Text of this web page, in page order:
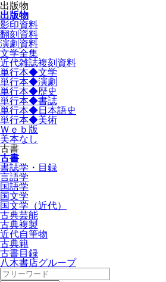
出版物
出版物
影印資料
翻刻資料
演劇資料
文学全集
近代雑誌複刻資料
単行本◆文学
単行本◆演劇
単行本◆歴史
単行本◆書誌
単行本◆日本語史
単行本◆美術
Ｗｅｂ版
美本なし
古書
古書
書誌学・目録
言語学
国語学
国文学
国文学（近代）
古典芸能
古典複製
近代自筆物
古典籍
古書目録
八木書店グループ